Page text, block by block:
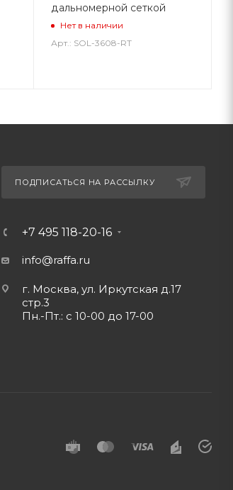
дальномерной сеткой
Нет в наличии
Арт.: SOL-3608-RT
ПОДПИСАТЬСЯ НА РАССЫЛКУ
+7 495 118-20-16
info@raffa.ru
г. Москва, ул. Иркутская д.17
стр.3
Пн.-Пт.: с 10-00 до 17-00